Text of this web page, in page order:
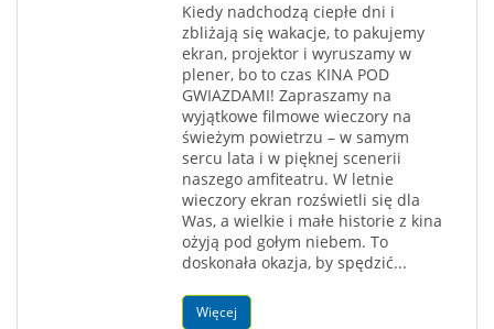
Kiedy nadchodzą ciepłe dni i
zbliżają się wakacje, to pakujemy
ekran, projektor i wyruszamy w
plener, bo to czas KINA POD
GWIAZDAMI! Zapraszamy na
wyjątkowe filmowe wieczory na
świeżym powietrzu – w samym
sercu lata i w pięknej scenerii
naszego amfiteatru. W letnie
wieczory ekran rozświetli się dla
Was, a wielkie i małe historie z kina
ożyją pod gołym niebem. To
doskonała okazja, by spędzić...
Więcej